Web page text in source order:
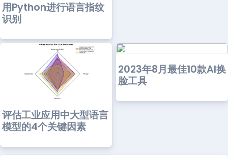
用Python进行语言指纹
识别
评估工业应用中大型语言
模型的4个关键因素
2023年8月最佳10款AI换
脸工具